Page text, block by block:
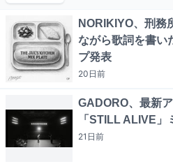
NORIKIYO、刑務
ながら歌詞を書い
プ発表
20日前
GADORO、最新
「STILL ALIVE」
21日前